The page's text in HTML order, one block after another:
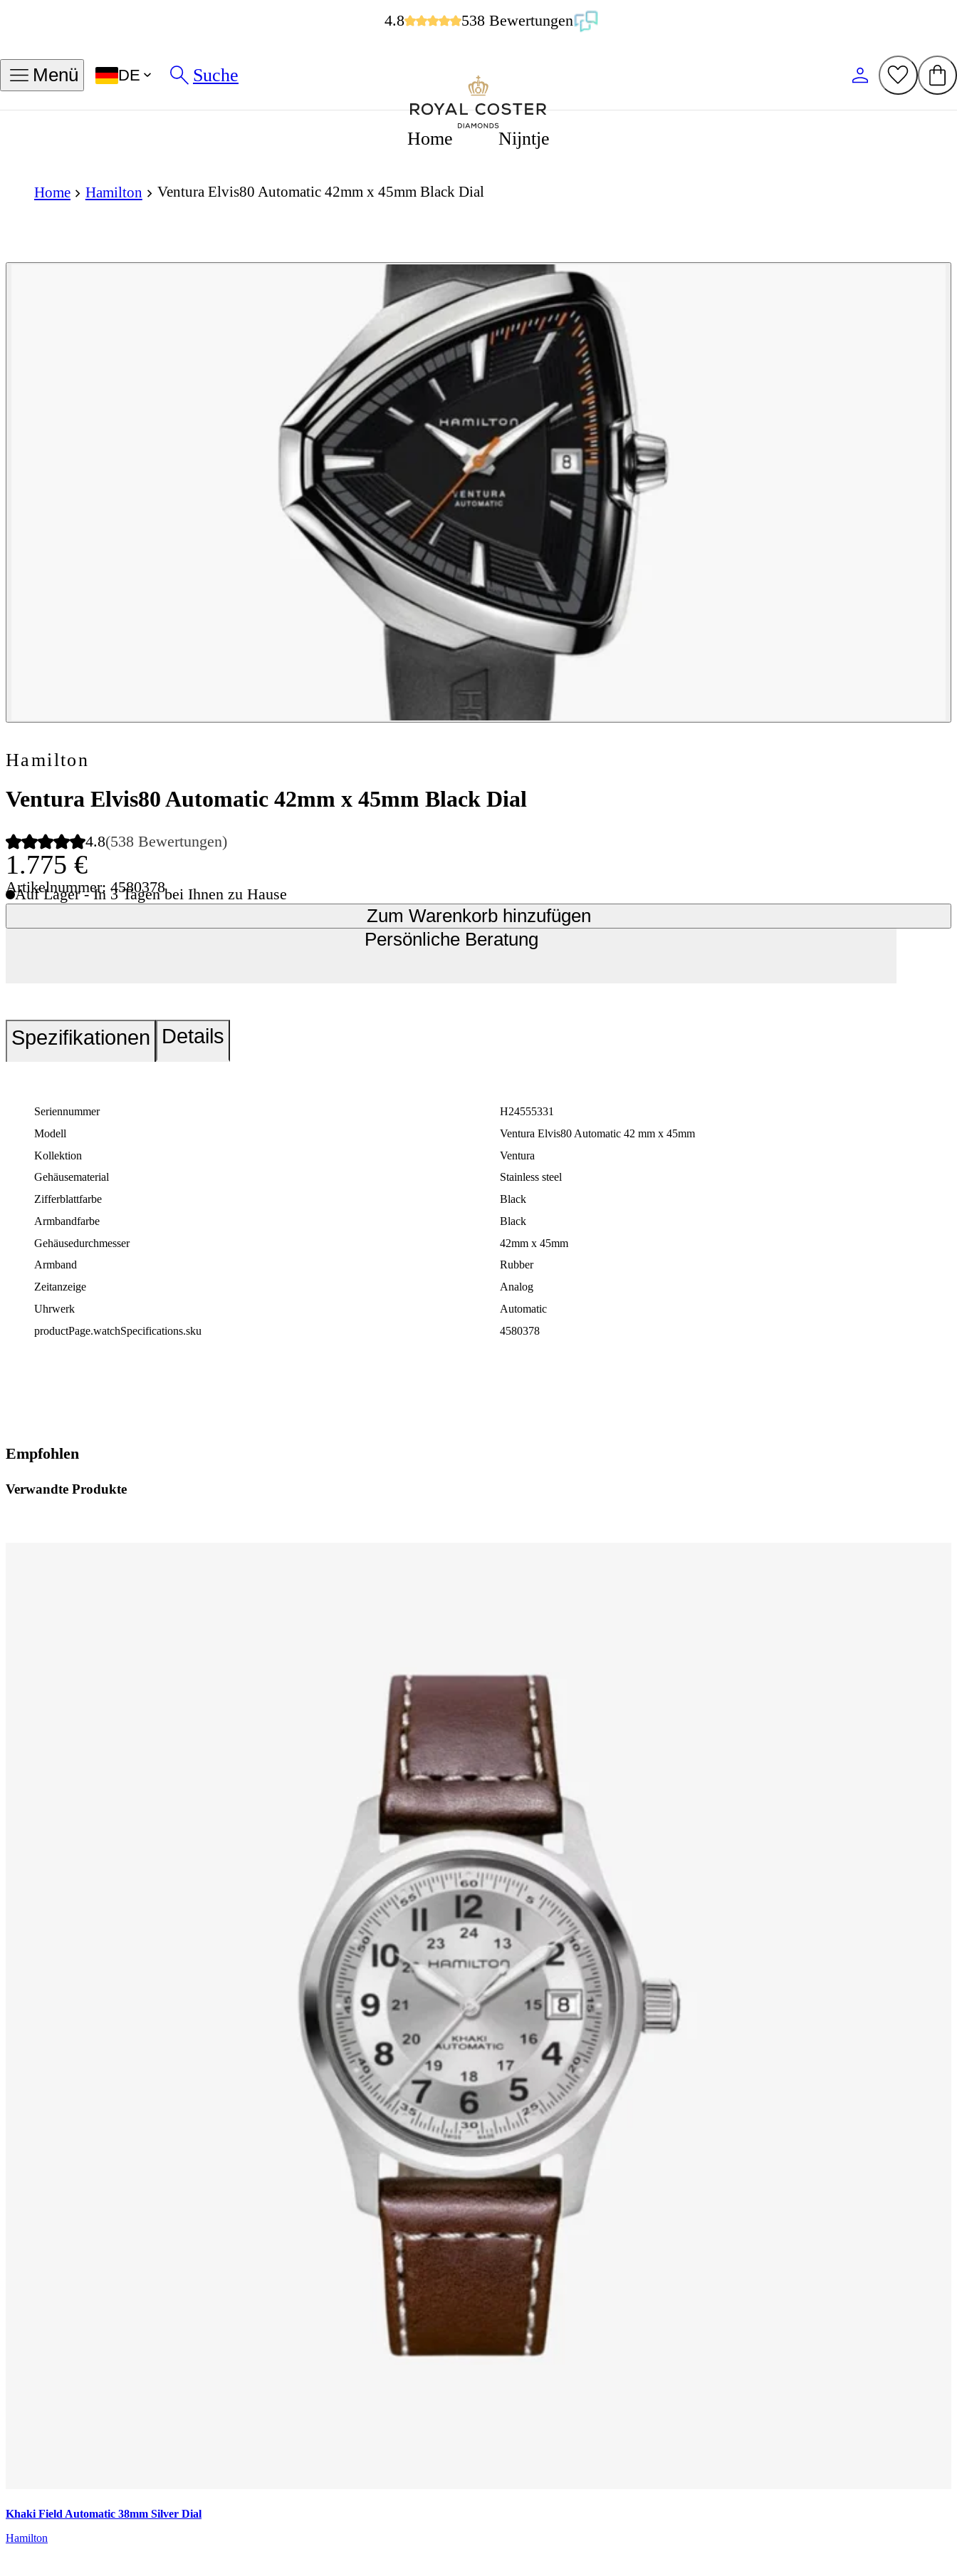
4.8 538 Bewertungen
Menü DE Suche
Home Nijntje
Home Hamilton Ventura Elvis80 Automatic 42mm x 45mm Black Dial
Hamilton
Ventura Elvis80 Automatic 42mm x 45mm Black Dial
4.8(538 Bewertungen)
1.775 €
Artikelnummer: 4580378
Auf Lager - In 3 Tagen bei Ihnen zu Hause
Zum Warenkorb hinzufügen
Persönliche Beratung
Spezifikationen Details
Seriennummer
H24555331
Modell
Ventura Elvis80 Automatic 42 mm x 45mm
Kollektion
Ventura
Gehäusematerial
Stainless steel
Zifferblattfarbe
Black
Armbandfarbe
Black
Gehäusedurchmesser
42mm x 45mm
Armband
Rubber
Zeitanzeige
Analog
Uhrwerk
Automatic
productPage.watchSpecifications.sku
4580378
Empfohlen
Verwandte Produkte
Khaki Field Automatic 38mm Silver Dial
Hamilton